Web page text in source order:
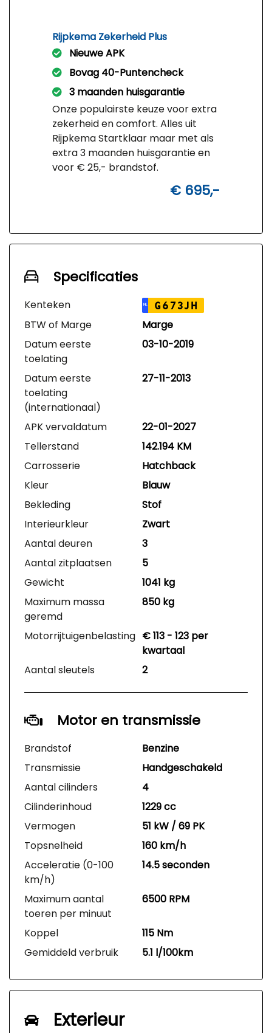
Rijpkema Zekerheid Plus
Nieuwe APK
Bovag 40-Puntencheck
3 maanden huisgarantie
Onze populairste keuze voor extra
zekerheid en comfort. Alles uit
Rijpkema Startklaar maar met als
extra 3 maanden huisgarantie en
voor € 25,- brandstof.
€ 695,-
Specificaties
Kenteken NL G673JH
BTW of Marge
Marge
Datum eerste
toelating
03-10-2019
Datum eerste
toelating
(internationaal)
27-11-2013
APK vervaldatum
22-01-2027
Tellerstand
142.194 KM
Carrosserie
Hatchback
Kleur
Blauw
Bekleding
Stof
Interieurkleur
Zwart
Aantal deuren
3
Aantal zitplaatsen
5
Gewicht
1041 kg
Maximum massa
geremd
850 kg
Motorrijtuigenbelasting € 113 - 123 per
kwartaal
Aantal sleutels
2
Motor en transmissie
Brandstof
Benzine
Transmissie
Handgeschakeld
Aantal cilinders
4
Cilinderinhoud
1229 cc
Vermogen
51 kW / 69 PK
Topsnelheid
160 km/h
Acceleratie (0-100
km/h)
14.5 seconden
Maximum aantal
toeren per minuut
6500 RPM
Koppel
115 Nm
Gemiddeld verbruik
5.1 l/100km
Exterieur